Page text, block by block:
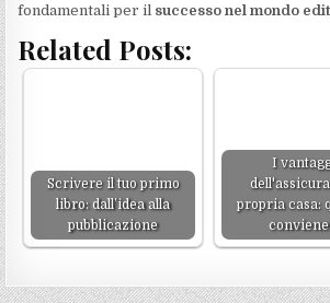
fondamentali per il successo nel mondo
Related Posts:
Scrivere il tuo primo
libro: dall’idea alla
pubblicazione
I
propria casa: